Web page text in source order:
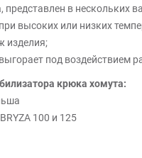
в нескольких
высоких или низких
изделия;
под воздействием
крюка хомута:
100 и 125